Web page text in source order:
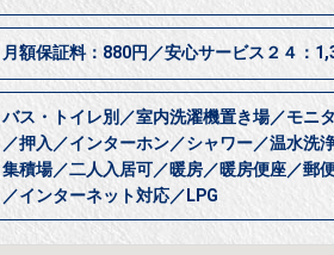
月額保証料：880円／安心サービス２４：
バス・トイレ別／室内洗濯機置き場／モニ
／押入／インターホン／シャワー／温水洗
集積場／二人入居可／暖房／暖房便座／郵
／インターネット対応／LPG